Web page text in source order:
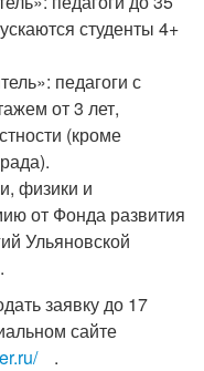
студенты 4+
педагоги с
от 3 лет,
(кроме
физики и
от Фонда развития
Ульяновской
заявку до 17
сайте
.